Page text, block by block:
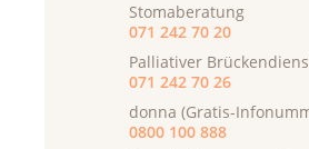
Stomaberatung
071 242 70 20
Palliativer
071 242 70 26
donna (Gratis-
0800 100 888